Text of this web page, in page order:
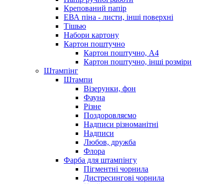
Крепований папір
ЕВА піна - листи, інші поверхні
Тішью
Набори картону
Картон поштучно
Картон поштучно, А4
Картон поштучно, інші розміри
Штампінг
Штампи
Візерунки, фон
Фауна
Різне
Поздоровляємо
Надписи різноманітні
Надписи
Любов, дружба
Флора
Фарба для штампінгу
Пігментні чорнила
Дистресингові чорнила